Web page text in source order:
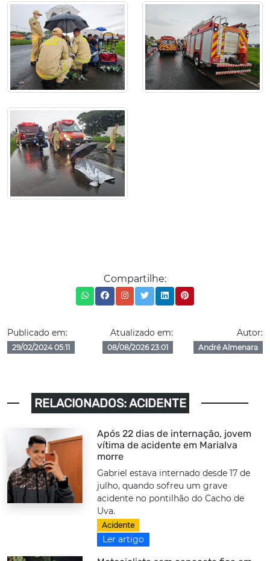
Compartilhe:
Publicado em:
29/02/2024 05:11
Atualizado em:
08/08/2026 23:01
Autor:
André Almenara
RELACIONADOS: ACIDENTE
Após 22 dias de internação, jovem
vítima de acidente em Marialva
morre
Gabriel estava internado desde 17 de
julho, quando sofreu um grave
acidente no pontilhão do Cacho de
Uva.
Acidente
Ler artigo